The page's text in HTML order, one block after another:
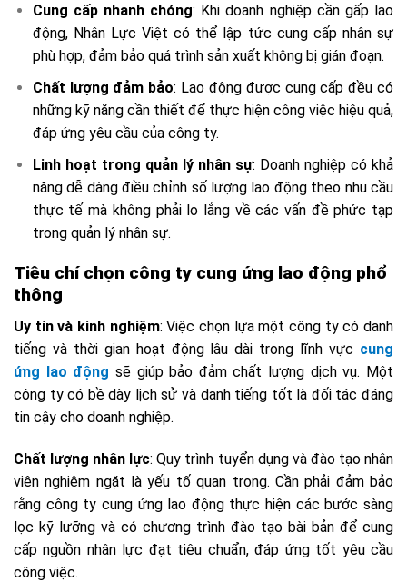
Cung cấp nhanh chóng: Khi doanh nghiệp cần gấp lao
động, Nhân Lực Việt có thể lập tức cung cấp nhân sự
phù hợp, đảm bảo quá trình sản xuất không bị gián đoạn.
Chất lượng đảm bảo: Lao động được cung cấp đều có
những kỹ năng cần thiết để thực hiện công việc hiệu quả,
đáp ứng yêu cầu của công ty.
Linh hoạt trong quản lý nhân sự: Doanh nghiệp có khả
năng dễ dàng điều chỉnh số lượng lao động theo nhu cầu
thực tế mà không phải lo lắng về các vấn đề phức tạp
trong quản lý nhân sự.
Tiêu chí chọn công ty cung ứng lao động phổ
thông
Uy tín và kinh nghiệm: Việc chọn lựa một công ty có danh
tiếng và thời gian hoạt động lâu dài trong lĩnh vực cung
ứng lao động sẽ giúp bảo đảm chất lượng dịch vụ. Một
công ty có bề dày lịch sử và danh tiếng tốt là đối tác đáng
tin cậy cho doanh nghiệp.
Chất lượng nhân lực: Quy trình tuyển dụng và đào tạo nhân
viên nghiêm ngặt là yếu tố quan trọng. Cần phải đảm bảo
rằng công ty cung ứng lao động thực hiện các bước sàng
lọc kỹ lưỡng và có chương trình đào tạo bài bản để cung
cấp nguồn nhân lực đạt tiêu chuẩn, đáp ứng tốt yêu cầu
công việc.